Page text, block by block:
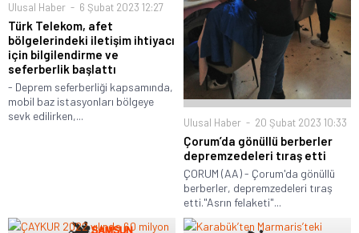
Ulusal Haber 6 Şubat 2023 12:27
Türk Telekom, afet
bölgelerindeki iletişim ihtiyacı
için bilgilendirme ve
seferberlik başlattı
- Deprem seferberliği kapsamında,
mobil baz istasyonları bölgeye
sevk edilirken,...
Ulusal Haber 20 Şubat 2023 10:33
Çorum’da gönüllü berberler
depremzedeleri tıraş etti
ÇORUM (AA) - Çorum'da gönüllü
berberler, depremzedeleri tıraş
etti."Asrın felaketi"...